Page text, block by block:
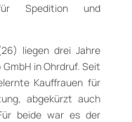
Spedition und
liegen drei Jahre
in Ohrdruf. Seit
Kauffrauen für
abgekürzt auch
beide war es der